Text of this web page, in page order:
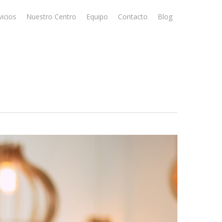
Nuestro Centro Equipo Contacto Blog